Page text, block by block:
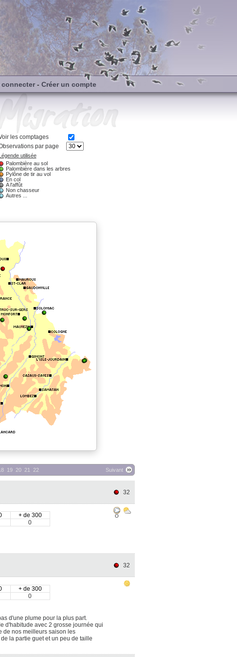
connecter- Créer un compte
les comptages
par page
utilisée
Palombière au sol
Palombière dans les arbres
Pylône de tir au vol
En col
A l'affût
Non chasseur
Autres ...
Suivant
19 20 21 22
32
+ de 300
0
O
32
+ de 300
0
d'une plume pour la plus part.
d'habitude avec 2 grosse journée qui
de nos meilleurs saison les
la partie guet et un peu de taille